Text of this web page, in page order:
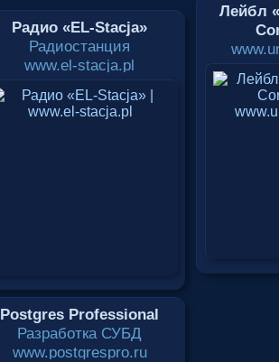
Радио «EL-Stacja»
Радиостанция
www.el-stacja.pl
Лейбл
Postgres Professional
Разработка СУБД
www.postgrespro.ru